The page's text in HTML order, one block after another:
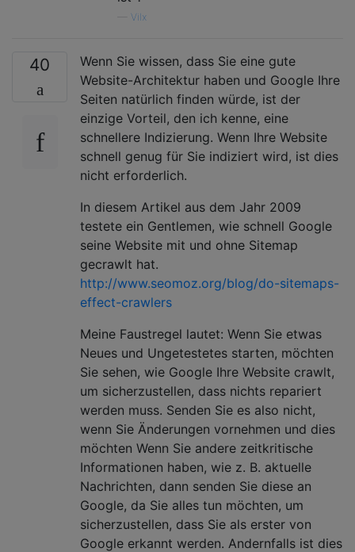
Vilx
40
Wenn Sie wissen, dass Sie eine gute
Website-Architektur haben und Google Ihre
Seiten natürlich finden würde, ist der
einzige Vorteil, den ich kenne, eine
schnellere Indizierung. Wenn Ihre Website
schnell genug für Sie indiziert wird, ist dies
nicht erforderlich.
In diesem Artikel aus dem Jahr 2009
testete ein Gentlemen, wie schnell Google
seine Website mit und ohne Sitemap
gecrawlt hat.
http://www.seomoz.org/blog/do-sitemaps-
effect-crawlers
Meine Faustregel lautet: Wenn Sie etwas
Neues und Ungetestetes starten, möchten
Sie sehen, wie Google Ihre Website crawlt,
um sicherzustellen, dass nichts repariert
werden muss. Senden Sie es also nicht,
wenn Sie Änderungen vornehmen und dies
möchten Wenn Sie andere zeitkritische
Informationen haben, wie z. B. aktuelle
Nachrichten, dann senden Sie diese an
Google, da Sie alles tun möchten, um
sicherzustellen, dass Sie als erster von
Google erkannt werden. Andernfalls ist dies